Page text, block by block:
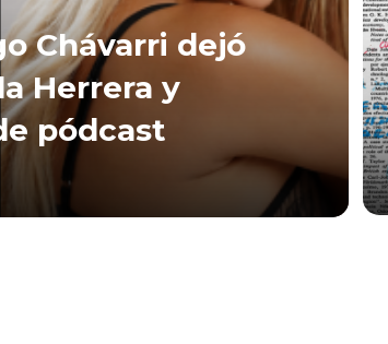
Chávarri dejó
Herrera y
pódcast